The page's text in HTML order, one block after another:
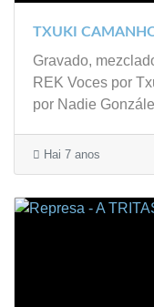
TXUKI
Gravado,
REK Voces por
por Nadie
Hai 7 anos